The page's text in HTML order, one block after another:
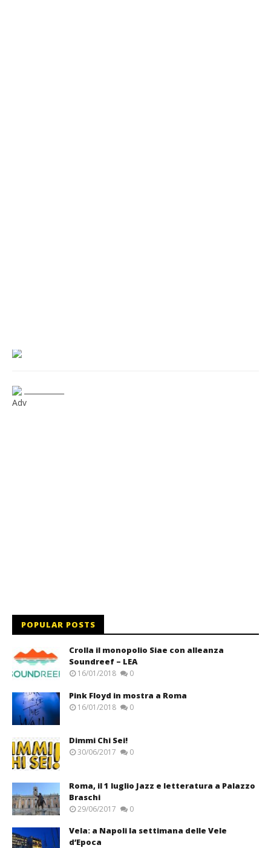
Adv
POPULAR POSTS
Crolla il monopolio Siae con alleanza
Soundreef – LEA
16/01/2018 0
Pink Floyd in mostra a Roma
16/01/2018 0
Dimmi Chi Sei!
30/06/2017 0
Roma, il 1 luglio Jazz e letteratura a Palazzo
Braschi
29/06/2017 0
Vela: a Napoli la settimana delle Vele
d’Epoca